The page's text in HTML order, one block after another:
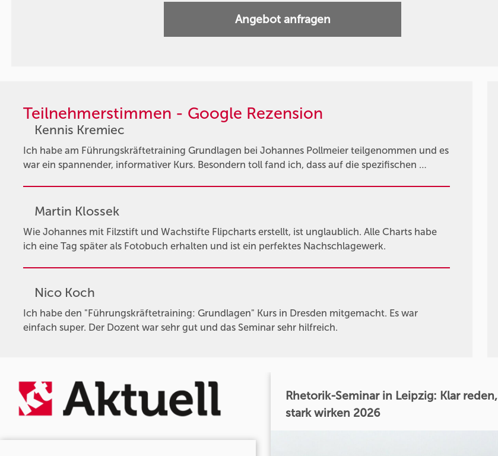
Angebot anfragen
Teilnehmerstimmen - Google Rezension
Kennis Kremiec
Ich habe am Führungskräftetraining Grundlagen bei Johannes Pollmeier teilgenommen und es
war ein spannender, informativer Kurs. Besondern toll fand ich, dass auf die spezifischen …
Martin Klossek
Wie Johannes mit Filzstift und Wachstifte Flipcharts erstellt, ist unglaublich. Alle Charts habe
ich eine Tag später als Fotobuch erhalten und ist ein perfektes Nachschlagewerk.
Nico Koch
Ich habe den "Führungskräftetraining: Grundlagen" Kurs in Dresden mitgemacht. Es war
einfach super. Der Dozent war sehr gut und das Seminar sehr hilfreich.
Rhetorik-Seminar in Leipzig: Klar reden,
stark wirken 2026